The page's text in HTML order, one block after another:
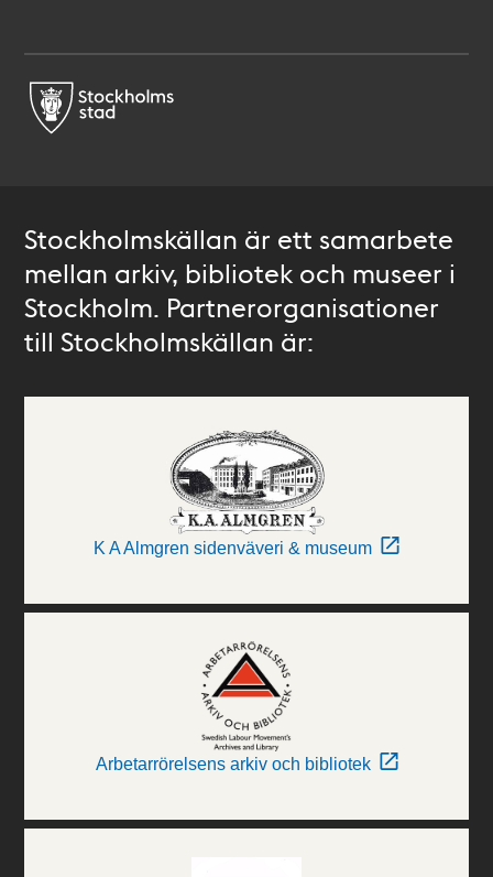
Stockholmskällan är ett samarbete
mellan arkiv, bibliotek och museer i
Stockholm. Partnerorganisationer
till Stockholmskällan är:
K A Almgren sidenväveri & museum
Arbetarrörelsens arkiv och bibliotek